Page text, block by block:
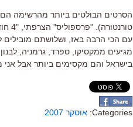
הסרטים הבולטים ביותר מהרשימה הם
עם הכי הרבה באז, ושלושתם מובילים
מגיעים ממקסיקו, ספרד, גרמניה,
בישראל והם מקסימים ביותר אבל
Categories: אוסקר 2007